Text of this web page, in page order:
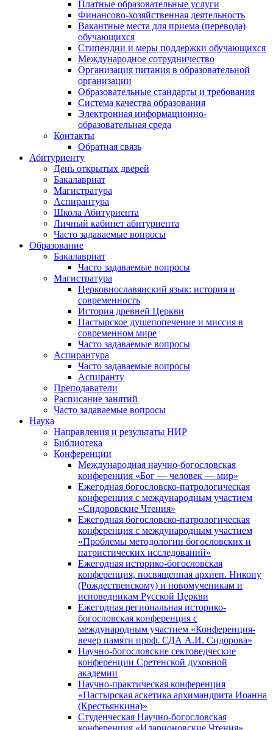
Платные образовательные услуги
Финансово-хозяйственная деятельность
Вакантные места для приема (перевода)
обучающихся
Стипендии и меры поддержки обучающихся
Международное сотрудничество
Организация питания в образовательной
организации
Образовательные стандарты и требования
Система качества образования
Электронная информационно-
образовательная среда
Контакты
Обратная связь
Абитуриенту
День открытых дверей
Бакалавриат
Магистратура
Аспирантура
Школа Абитуриента
Личный кабинет абитуриента
Часто задаваемые вопросы
Образование
Бакалавриат
Часто задаваемые вопросы
Магистратура
Церковнославянский язык: история и
современность
История древней Церкви
Пастырское душепопечение и миссия в
современном мире
Часто задаваемые вопросы
Аспирантура
Часто задаваемые вопросы
Аспиранту
Преподаватели
Расписание занятий
Часто задаваемые вопросы
Наука
Направления и результаты НИР
Библиотека
Конференции
Международная научно-богословская
конференция «Бог — человек — мир»
Ежегодная богословско-патрологическая
конференция с международным участием
«Сидоровские Чтения»
Ежегодная богословско-патрологическая
конференция с международным участием
«Проблемы методологии богословских и
патристических исследований»
Ежегодная историко-богословская
конференция, посвященная архиеп. Никону
(Рождественскому) и новомученикам и
исповедникам Русской Церкви
Ежегодная региональная историко-
богословская конференция с
международным участием «Конференция-
вечер памяти проф. СДА А.И. Сидорова»
Научно-богословские сектоведческие
конференции Сретенской духовной
академии
Научно-практическая конференция
«Пастырская аскетика архимандрита Иоанна
(Крестьянкина)»
Студенческая Научно-богословская
конференция «Иларионовские Чтения»